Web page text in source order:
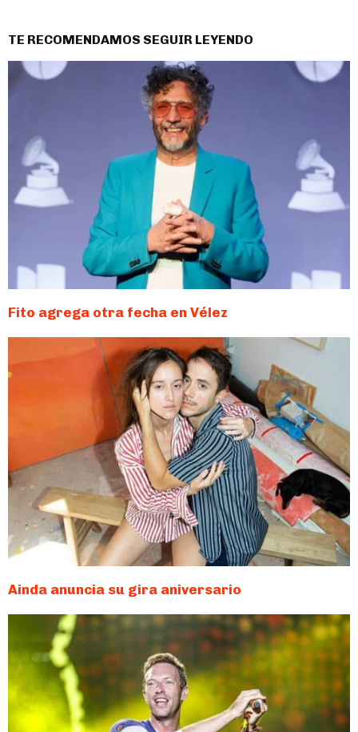
TE RECOMENDAMOS SEGUIR LEYENDO
Fito agrega otra fecha en Vélez
Ainda anuncia su gira aniversario